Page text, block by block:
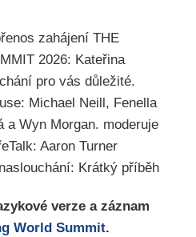
zahájení THE
2026: Kateřina
pro vás důležité.
Michael Neill, Fenella
a Wyn Morgan. moderuje
Aaron Turner
Krátký příběh
verze a záznam
World Summit.